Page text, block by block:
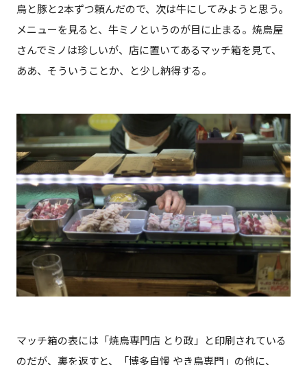
鳥と豚と2本ずつ頼んだので、次は牛にしてみようと思う。
メニューを見ると、牛ミノというのが目に止まる。焼鳥屋
さんでミノは珍しいが、店に置いてあるマッチ箱を見て、
ああ、そういうことか、と少し納得する。
マッチ箱の表には「焼鳥専門店 とり政」と印刷されている
のだが、裏を返すと、「博多自慢 やき鳥専門」の他に、